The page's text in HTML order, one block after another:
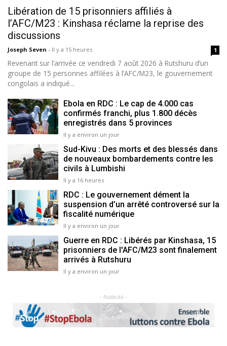
Libération de 15 prisonniers affiliés à
l’AFC/M23 : Kinshasa réclame la reprise des
discussions
Joseph Seven - Il y a 15 heures 1
Revenant sur l’arrivée ce vendredi 7 août 2026 à Rutshuru d’un
groupe de 15 personnes affilées à l’AFC/M23, le gouvernement
congolais a indiqué...
Ebola en RDC : Le cap de 4.000 cas
confirmés franchi, plus 1.800 décès
enregistrés dans 5 provinces
Il y a environ un jour
Sud-Kivu : Des morts et des blessés dans
de nouveaux bombardements contre les
civils à Lumbishi
Il y a 16 heures
RDC : Le gouvernement dément la
suspension d’un arrêté controversé sur la
fiscalité numérique
Il y a environ un jour
Guerre en RDC : Libérés par Kinshasa, 15
prisonniers de l'AFC/M23 sont finalement
arrivés à Rutshuru
Il y a environ un jour
- Publicité -
Previous Next